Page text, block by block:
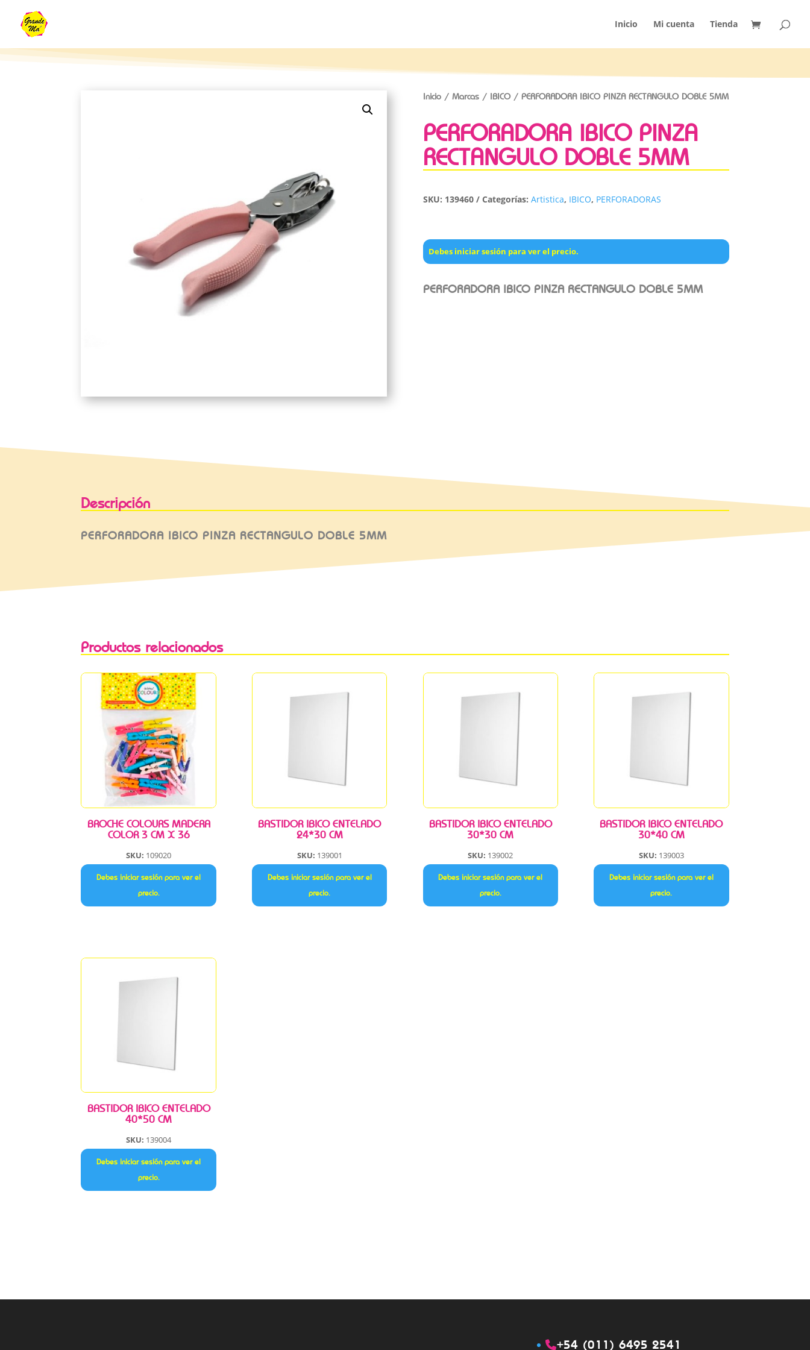
Inicio Mi cuenta Tienda
Inicio/ Marcas/ IBICO/ PERFORADORA IBICO PINZA RECTANGULO DOBLE 5MM
PERFORADORA IBICO PINZA
RECTANGULO DOBLE 5MM
SKU: 139460 Categorías: Artistica, IBICO, PERFORADORAS
Debes iniciar sesión para ver el precio.
PERFORADORA IBICO PINZA RECTANGULO DOBLE 5MM
Descripción
PERFORADORA IBICO PINZA RECTANGULO DOBLE 5MM
Productos relacionados
BROCHE COLOURS MADERA
COLOR 3 CM X 36
SKU: 109020
Debes iniciar sesión para ver el
precio.
BASTIDOR IBICO ENTELADO
24*30 CM
SKU: 139001
Debes iniciar sesión para ver el
precio.
BASTIDOR IBICO ENTELADO
30*30 CM
SKU: 139002
Debes iniciar sesión para ver el
precio.
BASTIDOR IBICO ENTELADO
30*40 CM
SKU: 139003
Debes iniciar sesión para ver el
precio.
BASTIDOR IBICO ENTELADO
40*50 CM
SKU: 139004
Debes iniciar sesión para ver el
precio.
+54 (011) 6495 2541